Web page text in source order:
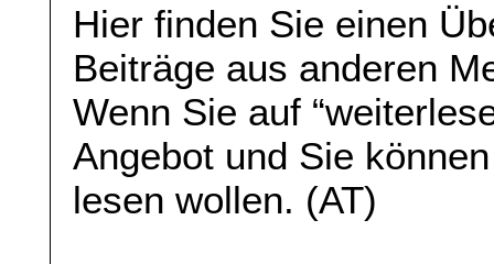
Hier finden Sie einen
Beiträge aus anderen
Wenn Sie auf
Angebot und Sie
lesen wollen. (AT)